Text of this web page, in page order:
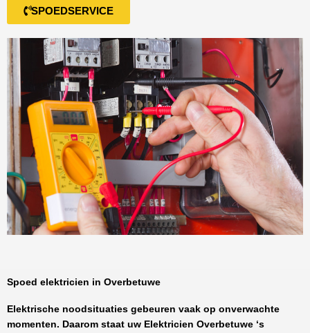
SPOEDSERVICE
Spoed elektricien in Overbetuwe
Elektrische noodsituaties gebeuren vaak op onverwachte
momenten. Daarom staat uw Elektricien Overbetuwe ‘s